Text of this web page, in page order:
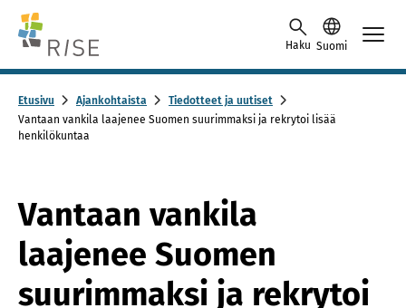
Skip to content -saavutettavuusohje
Haku Suomi
Etusivu Ajankohtaista
Tiedotteet ja uutiset
Vantaan vankila laajenee Suomen suurimmaksi ja rekrytoi lisää
henkilökuntaa
Vantaan vankila
laajenee Suomen
suurimmaksi ja rekrytoi